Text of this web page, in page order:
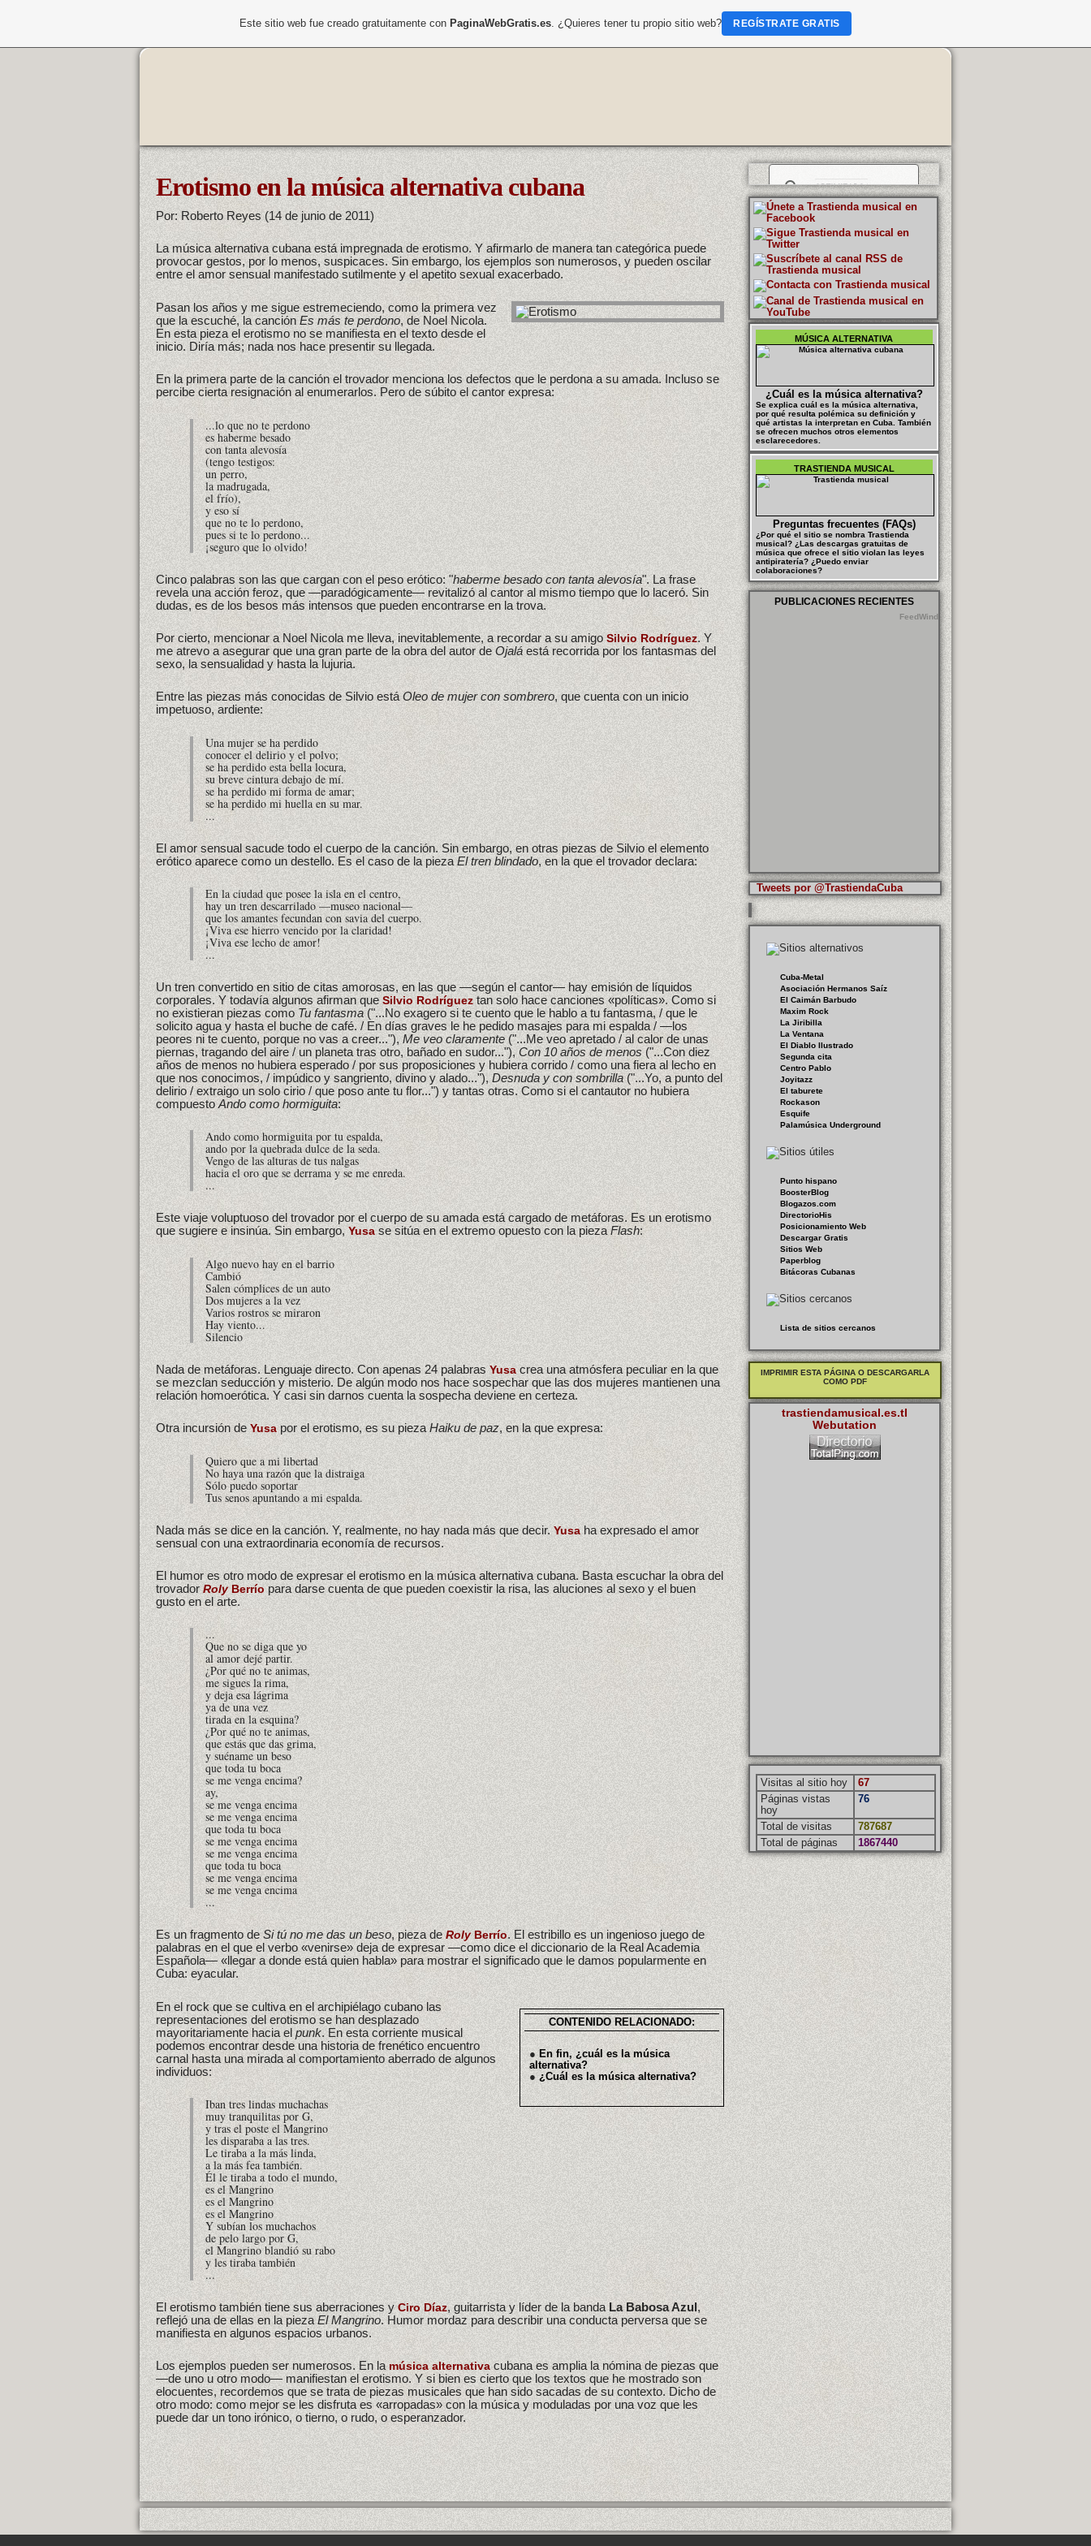
Erotismo en la música alternativa cubana
Por: Roberto Reyes (14 de junio de 2011)
La música alternativa cubana está impregnada de erotismo. Y afirmarlo de manera tan categórica puede
provocar gestos, por lo menos, suspicaces. Sin embargo, los ejemplos son numerosos, y pueden oscilar
entre el amor sensual manifestado sutilmente y el apetito sexual exacerbado.
Pasan los años y me sigue estremeciendo, como la primera vez
que la escuché, la canciónEs más te perdono, de Noel Nicola.
En esta pieza el erotismo no se manifiesta en el texto desde el
inicio. Diría más; nada nos hace presentir su llegada.
En la primera parte de la canción el trovador menciona los defectos que le perdona a su amada. Incluso se
percibe cierta resignación al enumerarlos. Pero de súbito el cantor expresa:
...lo que no te perdono
es haberme besado
con tanta alevosía
(tengo testigos:
un perro,
la madrugada,
el frío),
y eso sí
que no te lo perdono,
pues si te lo perdono...
¡seguro que lo olvido!
Cinco palabras son las que cargan con el peso erótico: "haberme besado con tanta alevosía". La frase
revela una acción feroz, que —paradógicamente— revitalizó al cantor al mismo tiempo que lo laceró. Sin
dudas, es de los besos más intensos que pueden encontrarse en la trova.
Por cierto, mencionar a Noel Nicola me lleva, inevitablemente, a recordar a su amigo Silvio Rodríguez. Y
me atrevo a asegurar que una gran parte de la obra del autor de Ojaláestá recorrida por los fantasmas del
sexo, la sensualidad y hasta la lujuria.
Entre las piezas más conocidas de Silvio estáOleo de mujer con sombrero, que cuenta con un inicio
impetuoso, ardiente:
Una mujer se ha perdido
conocer el delirio y el polvo;
se ha perdido esta bella locura,
su breve cintura debajo de mí.
se ha perdido mi forma de amar;
se ha perdido mi huella en su mar.
...
El amor sensual sacude todo el cuerpo de la canción. Sin embargo, en otras piezas de Silvio el elemento
erótico aparece como un destello. Es el caso de la piezaEl tren blindado, en la que el trovador declara:
En la ciudad que posee la isla en el centro,
hay un tren descarrilado —museo nacional—
que los amantes fecundan con savia del cuerpo.
¡Viva ese hierro vencido por la claridad!
¡Viva ese lecho de amor!
...
Un tren convertido en sitio de citas amorosas, en las que —según el cantor— hay emisión de líquidos
corporales. Y todavía algunos afirman queSilvio Rodrígueztan solo hace canciones «políticas». Como si
no existieran piezas comoTu fantasma("...No exagero si te cuento que le hablo a tu fantasma, / que le
solicito agua y hasta el buche de café. / En días graves le he pedido masajes para mi espalda / —los
peores ni te cuento, porque no vas a creer..."),Me veo claramente("...Me veo apretado / al calor de unas
piernas, tragando del aire / un planeta tras otro, bañado en sudor..."),Con 10 años de menos ("...Con diez
años de menos no hubiera esperado / por sus proposiciones y hubiera corrido / como una fiera al lecho en
que nos conocimos, / impúdico y sangriento, divino y alado..."),Desnuda y con sombrilla("...Yo, a punto del
delirio / extraigo un solo cirio / que poso ante tu flor...") y tantas otras. Como si el cantautor no hubiera
compuesto Ando como hormiguita:
Ando como hormiguita por tu espalda,
ando por la quebrada dulce de la seda.
Vengo de las alturas de tus nalgas
hacia el oro que se derrama y se me enreda.
...
Este viaje voluptuoso del trovador por el cuerpo de su amada está cargado de metáforas. Es un erotismo
que sugiere e insinúa. Sin embargo,Yusa se sitúa en el extremo opuesto con la piezaFlash:
Algo nuevo hay en el barrio
Cambió
Salen cómplices de un auto
Dos mujeres a la vez
Varios rostros se miraron
Hay viento...
Silencio
Nada de metáforas. Lenguaje directo. Con apenas 24 palabrasYusacrea una atmósfera peculiar en la que
se mezclan seducción y misterio. De algún modo nos hace sospechar que las dos mujeres mantienen una
relación homoerótica. Y casi sin darnos cuenta la sospecha deviene en certeza.
Otra incursión deYusapor el erotismo, es su piezaHaiku de paz, en la que expresa:
Quiero que a mi libertad
No haya una razón que la distraiga
Sólo puedo soportar
Tus senos apuntando a mi espalda.
Nada más se dice en la canción. Y, realmente, no hay nada más que decir.Yusaha expresado el amor
sensual con una extraordinaria economía de recursos.
El humor es otro modo de expresar el erotismo en la música alternativa cubana. Basta escuchar la obra del
trovadorRolyBerríopara darse cuenta de que pueden coexistir la risa, las aluciones al sexo y el buen
gusto en el arte.
...
Que no se diga que yo
al amor dejé partir.
¿Por qué no te animas,
me sigues la rima,
y deja esa lágrima
ya de una vez
tirada en la esquina?
¿Por qué no te animas,
que estás que das grima,
y suéname un beso
que toda tu boca
se me venga encima?
ay,
se me venga encima
se me venga encima
que toda tu boca
se me venga encima
se me venga encima
que toda tu boca
se me venga encima
se me venga encima
...
Es un fragmento deSi tú no me das un beso, pieza de RolyBerrío. El estribillo es un ingenioso juego de
palabras en el que el verbo «venirse» deja de expresar —como dice el diccionario de la Real Academia
Española— «llegar a donde está quien habla» para mostrar el significado que le damos popularmente en
Cuba: eyacular.
CONTENIDO RELACIONADO:
● En fin, ¿cuál es la música
alternativa?
● ¿Cuál es la música alternativa?
En el rock que se cultiva en el archipiélago cubano las
representaciones del erotismo se han desplazado
mayoritariamente hacia el punk. En esta corriente musical
podemos encontrar desde una historia de frenético encuentro
carnal hasta una mirada al comportamiento aberrado de algunos
individuos:
Iban tres lindas muchachas
muy tranquilitas por G,
y tras el poste el Mangrino
les disparaba a las tres.
Le tiraba a la más linda,
a la más fea también.
Él le tiraba a todo el mundo,
es el Mangrino
es el Mangrino
es el Mangrino
Y subían los muchachos
de pelo largo por G,
el Mangrino blandió su rabo
y les tiraba también
...
El erotismo también tiene sus aberraciones yCiro Díaz, guitarrista y líder de la bandaLa Babosa Azul,
reflejó una de ellas en la pieza El Mangrino. Humor mordaz para describir una conducta perversa que se
manifiesta en algunos espacios urbanos.
Los ejemplos pueden ser numerosos. En lamúsica alternativacubana es amplia la nómina de piezas que
—de uno u otro modo— manifiestan el erotismo. Y si bien es cierto que los textos que he mostrado son
elocuentes, recordemos que se trata de piezas musicales que han sido sacadas de su contexto. Dicho de
otro modo: como mejor se les disfruta es «arropadas» con la música y moduladas por una voz que les
puede dar un tono irónico, o tierno, o rudo, o esperanzador.
MÚSICA ALTERNATIVA
¿Cuál es la música alternativa?
Se explica cuál es la música alternativa,
por qué resulta polémica su definición y
qué artistas la interpretan en Cuba. También
se ofrecen muchos otros elementos
esclarecedores.
TRASTIENDA MUSICAL
Preguntas frecuentes (FAQs)
¿Por qué el sitio se nombra Trastienda
musical? ¿Las descargas gratuitas de
música que ofrece el sitio violan las leyes
antipiratería? ¿Puedo enviar
colaboraciones?
PUBLICACIONES RECIENTES
FeedWind
Tweets por @TrastiendaCuba
Cuba-Metal
Asociación Hermanos Saíz
El Caimán Barbudo
Maxim Rock
La Jiribilla
La Ventana
El Diablo Ilustrado
Segunda cita
Centro Pablo
Joyitazz
El taburete
Rockason
Esquife
Palamúsica Underground
Punto hispano
BoosterBlog
Blogazos.com
DirectorioHis
Posicionamiento Web
Descargar Gratis
Sitios Web
Paperblog
Bitácoras Cubanas
Lista de sitios cercanos
IMPRIMIR ESTA PÁGINA O DESCARGARLA
COMO PDF
trastiendamusical.es.tl
Webutation
Visitas al sitio hoy
67
Páginas vistas
hoy
76
Total de visitas
787687
Total de páginas
1867440
Este sitio web fue creado gratuitamente con PaginaWebGratis.es. ¿Quieres tener tu propio sitio web? REGÍSTRATE GRATIS